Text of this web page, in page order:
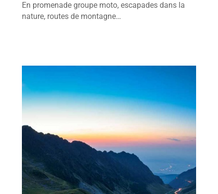
En promenade groupe moto, escapades dans la
nature, routes de montagne…